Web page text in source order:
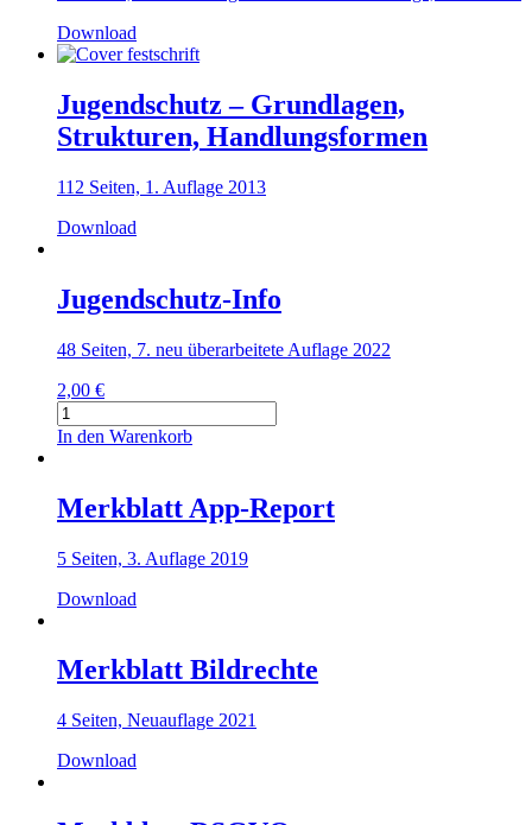
Download
Jugendschutz – Grundlagen,
Strukturen, Handlungsformen
112 Seiten, 1. Auflage 2013
Download
Jugendschutz-Info
48 Seiten, 7. neu überarbeitete Auflage 2022
2,00 €
Jugendschutz-
Info
In den Warenkorb
Merkblatt App-Report
5 Seiten, 3. Auflage 2019
Download
Merkblatt Bildrechte
4 Seiten, Neuauflage 2021
Download